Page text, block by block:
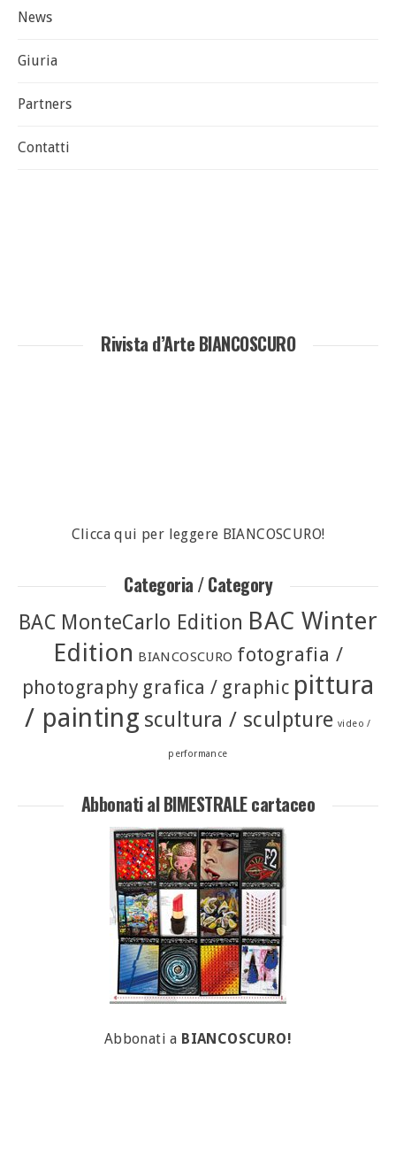
News
Giuria
Partners
Contatti
Rivista d’Arte BIANCOSCURO
Clicca qui per leggere BIANCOSCURO!
Categoria / Category
BAC MonteCarlo Edition BAC Winter
Edition BIANCOSCURO fotografia /
photography grafica / graphic pittura
/ painting scultura / sculpture video /
performance
Abbonati al BIMESTRALE cartaceo
Abbonati a BIANCOSCURO!